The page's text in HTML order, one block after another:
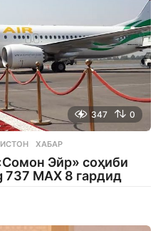
347 0
,ХАБАР
Эйр» соҳиби
737 MAX 8 гардид